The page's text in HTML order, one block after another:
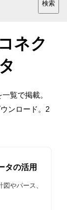
ネク
覧で掲載。
ンロード。2
タの活用
やパース、